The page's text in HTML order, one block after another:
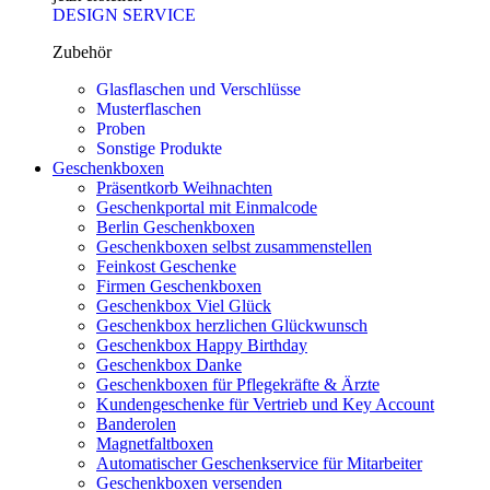
DESIGN SERVICE
Zubehör
Glasflaschen und Verschlüsse
Musterflaschen
Proben
Sonstige Produkte
Geschenkboxen
Präsentkorb Weihnachten
Geschenkportal mit Einmalcode
Berlin Geschenkboxen
Geschenkboxen selbst zusammenstellen
Feinkost Geschenke
Firmen Geschenkboxen
Geschenkbox Viel Glück
Geschenkbox herzlichen Glückwunsch
Geschenkbox Happy Birthday
Geschenkbox Danke
Geschenkboxen für Pflegekräfte & Ärzte
Kundengeschenke für Vertrieb und Key Account
Banderolen
Magnetfaltboxen
Automatischer Geschenkservice für Mitarbeiter
Geschenkboxen versenden